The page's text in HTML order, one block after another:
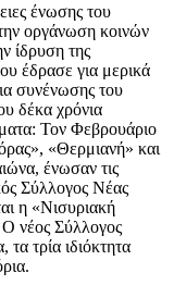
ένωσης του
οργάνωση κοινών
ίδρυση της
έδρασε για μερικά
συνένωσης του
δέκα χρόνια
Τον Φεβρουάριο
«Θερμιανή» και
ένωσαν τις
Σύλλογος Νέας
η «Νισυριακή
νέος Σύλλογος
τρία ιδιόκτητα